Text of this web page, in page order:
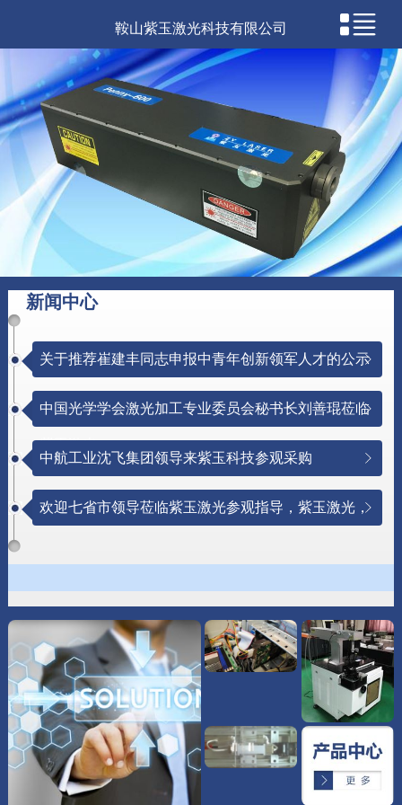
鞍山紫玉激光科技有限公司
新闻中心
关于推荐崔建丰同志申报中青年创新领军人才的公示
中国光学学会激光加工专业委员会秘书长刘善琨莅临
紫玉激光
中航工业沈飞集团领导来紫玉科技参观采购
欢迎七省市领导莅临紫玉激光参观指导，紫玉激光，